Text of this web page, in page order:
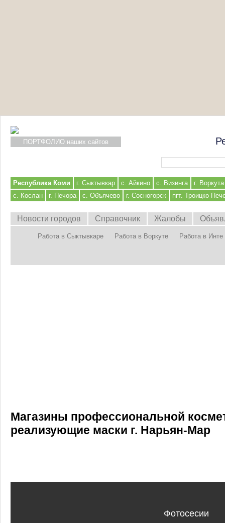
ПОРТФОЛИО наших сайтов
Республика Коми г. Сыктывкар с. Айкино с. Визинга
г. Воркута
с. Кослан
г. Печора с. Объячево г. Сосногорск пгт. Троицко-
Новости городов Справочник Жалобы
Работа в Сыктывкаре Работа в Воркуте Работа в Инте
Магазины профессиональной
реализующие маски г. Нарьян-Мар
Фотосесии